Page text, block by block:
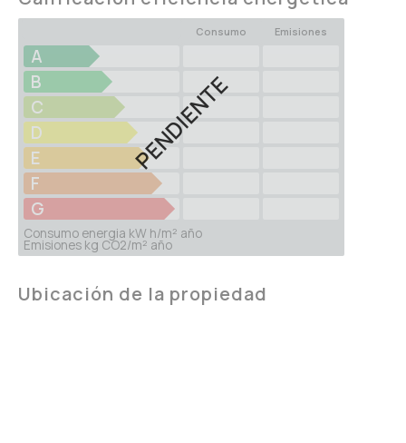
PENDIENTE
Consumo Emisiones
A
B
C
D
E
F
G
Consumo energia kW h/m² año
Emisiones kg CO2/m² año
Ubicación de la propiedad